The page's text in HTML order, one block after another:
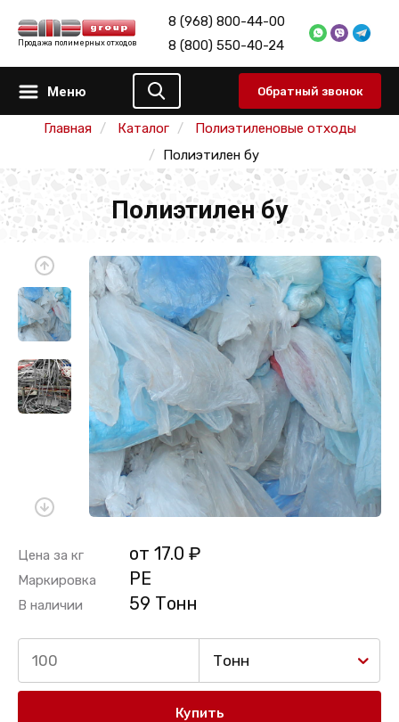
Продажа полимерных отходов
8 (968) 800-44-00
8 (800) 550-40-24
Меню Обратный звонок
Главная Каталог
Полиэтиленовые отходы
Полиэтилен бу
Полиэтилен бу
Цена за кг от 17.0 ₽
Маркировка PE
В наличии 59 Тонн
Тонн
Купить